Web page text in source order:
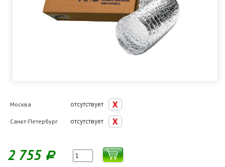
Москва отсутствует
Санкт-Петербург отсутствует
2 755 Р